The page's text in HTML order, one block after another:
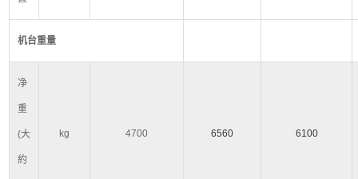
机台重量
净
重
(大
約
kg 4700 6560 6100